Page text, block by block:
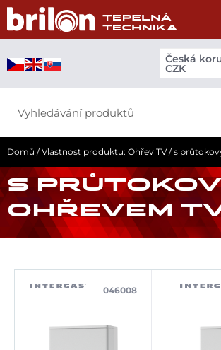
Přeskočit
obsah
Česká
CZK
Domů / Vlastnost produktu: Ohřev TV / s
S
OHŘEVEM
046008